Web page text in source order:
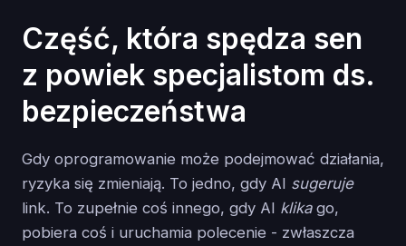
Część, która spędza sen
z powiek specjalistom ds.
bezpieczeństwa
Gdy oprogramowanie może podejmować działania,
ryzyka się zmieniają. To jedno, gdy AI sugeruje
link. To zupełnie coś innego, gdy AI klikago,
pobiera coś i uruchamia polecenie - zwłaszcza